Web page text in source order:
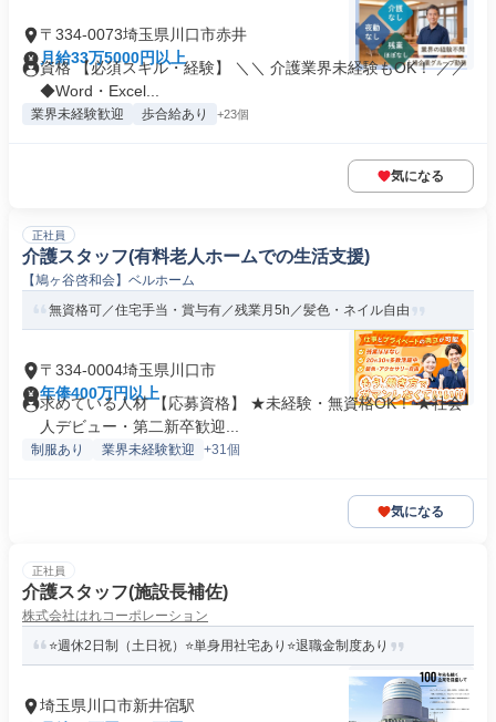
〒334-0073埼玉県川口市赤井
月給33万5000円以上
資格 【必須スキル・経験】 ＼＼ 介護業界未経験もOK！ ／／
◆Word・Excel...
業界未経験歓迎 歩合給あり +23個
気になる
正社員
介護スタッフ(有料老人ホームでの生活支援)
【鳩ヶ谷啓和会】ベルホーム
無資格可／住宅手当・賞与有／残業月5h／髪色・ネイル自由
〒334-0004埼玉県川口市
年俸400万円以上
求めている人材 【応募資格】 ★未経験・無資格OK！ ★社会
人デビュー・第二新卒歓迎...
制服あり 業界未経験歓迎 +31個
気になる
正社員
介護スタッフ(施設長補佐)
株式会社はれコーポレーション
⭐️週休2日制（土日祝）⭐️単身用社宅あり⭐️退職金制度あり
埼玉県川口市新井宿駅